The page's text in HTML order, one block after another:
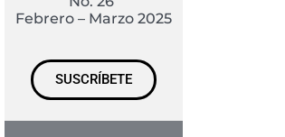
Febrero – Marzo 2025
SUSCRÍBETE